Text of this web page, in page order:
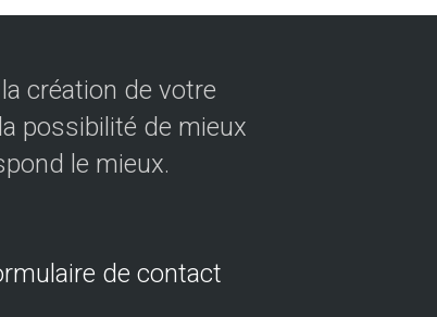
création de votre
possibilité de mieux
le mieux.
de contact